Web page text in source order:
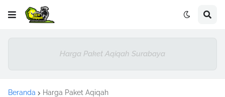
Harga Paket Aqiqah Surabaya
Beranda Harga Paket Aqiqah